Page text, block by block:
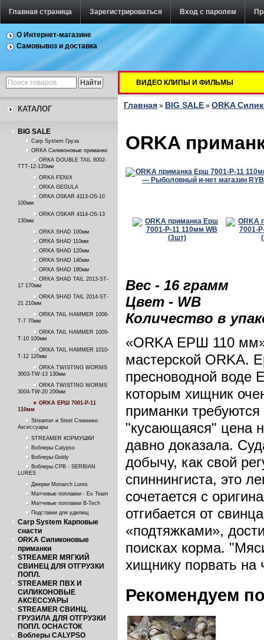
Главная страница Зарегистрироваться Вход с паролем
О Интернет-магазине
Самовывоз и доставка
КАТАЛОГ
BIG SALE
Carp System Груза
ORKA Силиконовые приманки
ORKA DOUBLE TAIL 8002-
TTT-12-120мм
ORKA FENIX
ORKA GEGULA
ORKA OSKAR 4113-OS-10
100мм
ORKA OSKAR 4114-OS-13
130мм
ORKA SHAD 100мм
ORKA SHAD 110мм
ORKA SHAD 120мм
ORKA SHAD 140мм
ORKA SHAD 180мм
ORKA SHAD TAIL 2013-ST-
17 170мм
ORKA SHAD TAIL 2014-ST-
21 210мм
ORKA TAIL HAMMER 1006-
T-7 70мм
ORKA TAIL HAMMER 1009-
T-10 100мм
ORKA TAIL HAMMER 1010-
T-12 120мм
ORKA TWISTING WORMS
3003-TW-13 130мм
ORKA TWISTING WORMS
3004-TW-20 200мм
ORKA ЕРШ 7001-P-11
110мм
Streamer и Steel Спиннинг.
Аксессуары
STREAMER КОРМУШКИ
Воблеры Calypso
Воблеры Goldy
Воблеры СРВ - SERBIAN
LURES
Джерки Monarch Lures
Матчевые поплавки - Ex Team
Матчевые поплавки B-Tech
Подставки для удилищ
Carp System Карповые
снасти
ORKA Силиконовые
приманки
STREAMER МЯГКИЙ
СВИНЕЦ ДЛЯ ОТГРУЗКИ
ПОПЛ.
STREAMER ПВХ И
СИЛИКОНОВЫЕ
АКСЕССУАРЫ
STREAMER СВИНЦ.
ГРУЗИЛА ДЛЯ ОТГРУЗКИ
ПОПЛ. ОСНАСТОК
Воблеры CALYPSO
ВИДЕО КЛИПЫ И ФИЛЬМЫ
Главная » BIG SALE » ORKA
ORKA
Вес - 16 грамм
Цвет - WB
Количество в
«ORKA ЕРШ 110
мастерской ORKA.
пресноводной воде
которым хищник
приманки
"кусающаяся" цена
давно доказала.
добычу, как свой
спиннингиста, это
сочетается с
отгибается от
«подтяжками»,
поисках корма.
хищнику порвать
Рекомендуем